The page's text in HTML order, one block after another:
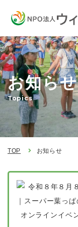
お知らせ
Topics
TOP お知らせ